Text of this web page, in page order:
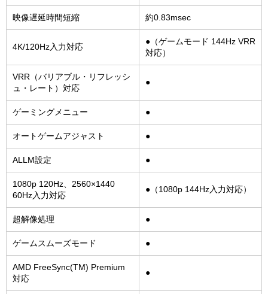
映像遅延時間短縮 約0.83msec
4K/120Hz入力対応
●（ゲームモード 144Hz VRR
対応）
VRR（バリアブル・リフレッシ
ュ・レート）対応
●
ゲーミングメニュー ●
オートゲームアジャスト ●
ALLM設定 ●
1080p 120Hz、2560×1440
60Hz入力対応
●（1080p 144Hz入力対応）
超解像処理 ●
ゲームスムーズモード ●
AMD FreeSync(TM) Premium
対応
●